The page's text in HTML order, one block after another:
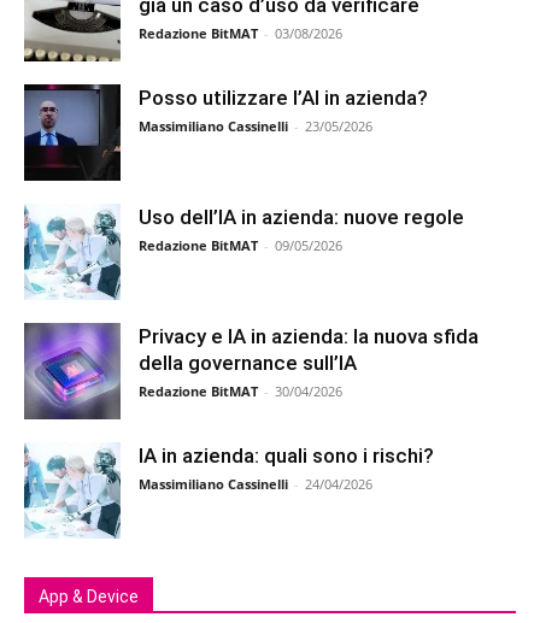
già un caso d’uso da verificare
Redazione BitMAT - 03/08/2026
Posso utilizzare l’AI in azienda?
Massimiliano Cassinelli - 23/05/2026
Uso dell’IA in azienda: nuove regole
Redazione BitMAT - 09/05/2026
Privacy e IA in azienda: la nuova sfida
della governance sull’IA
Redazione BitMAT - 30/04/2026
IA in azienda: quali sono i rischi?
Massimiliano Cassinelli - 24/04/2026
App & Device